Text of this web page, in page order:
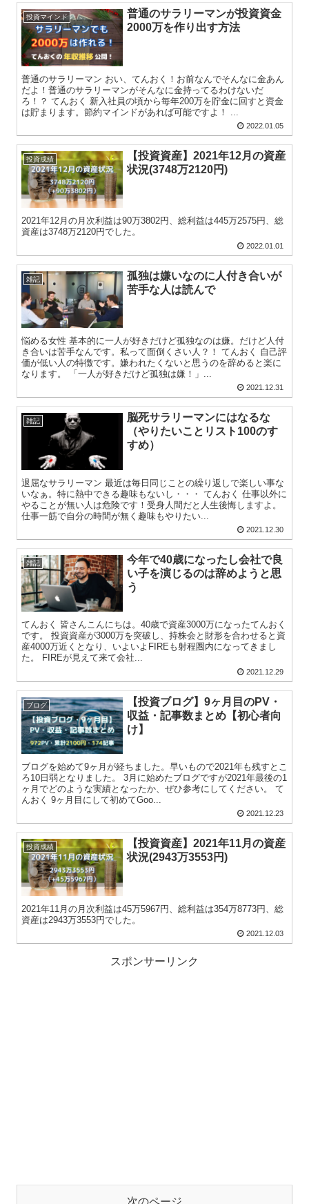
投資マインド
普通のサラリーマンが投資資金
2000万を作り出す方法
普通のサラリーマン おい、てんおく！お前なんでそんなに金あん
だよ！普通のサラリーマンがそんなに金持ってるわけないだ
ろ！？ てんおく 新入社員の頃から毎年200万を貯金に回すと資金
は貯まります。節約マインドがあれば可能ですよ！ ...
2022.01.05
投資成績
【投資資産】2021年12月の資産
状況(3748万2120円)
2021年12月の月次利益は90万3802円、総利益は445万2575円、総
資産は3748万2120円でした。
2022.01.01
雑記
孤独は嫌いなのに人付き合いが
苦手な人は読んで
悩める女性 基本的に一人が好きだけど孤独なのは嫌。だけど人付
き合いは苦手なんです。私って面倒くさい人？！ てんおく 自己評
価が低い人の特徴です。嫌われたくないと思うのを辞めると楽に
なります。 「一人が好きだけど孤独は嫌！」...
2021.12.31
雑記
脳死サラリーマンにはなるな
（やりたいことリスト100のす
すめ）
退屈なサラリーマン 最近は毎日同じことの繰り返しで楽しい事な
いなぁ。特に熱中できる趣味もないし・・・ てんおく 仕事以外に
やることが無い人は危険です！受身人間だと人生後悔しますよ。
仕事一筋で自分の時間が無く趣味もやりたい...
2021.12.30
雑記
今年で40歳になったし会社で良
い子を演じるのは辞めようと思
う
てんおく 皆さんこんにちは。40歳で資産3000万になったてんおく
です。 投資資産が3000万を突破し、持株会と財形を合わせると資
産4000万近くとなり、いよいよFIREも射程圏内になってきまし
た。 FIREが見えて来て会社...
2021.12.29
ブログ
【投資ブログ】9ヶ月目のPV・
収益・記事数まとめ【初心者向
け】
ブログを始めて9ヶ月が経ちました。早いもので2021年も残すとこ
ろ10日弱となりました。 3月に始めたブログですが2021年最後の1
ヶ月でどのような実績となったか、ぜひ参考にしてください。 て
んおく 9ヶ月目にして初めてGoo...
2021.12.23
投資成績
【投資資産】2021年11月の資産
状況(2943万3553円)
2021年11月の月次利益は45万5967円、総利益は354万8773円、総
資産は2943万3553円でした。
2021.12.03
スポンサーリンク
次のページ